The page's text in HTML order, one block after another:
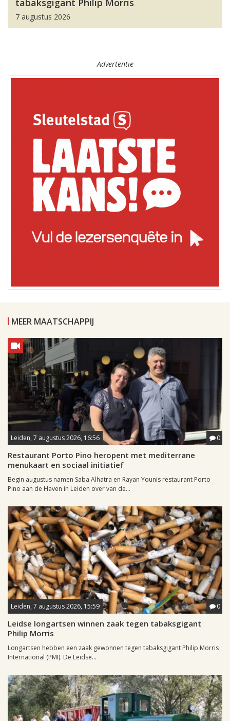
tabaksgigant Philip Morris
7 augustus 2026
Advertentie
MEER MAATSCHAPPIJ
Leiden, 7 augustus 2026, 16:56 0
Restaurant Porto Pino heropent met mediterrane
menukaart en sociaal initiatief
Begin augustus namen Saba Alhatra en Rayan Younis restaurant Porto
Pino aan de Haven in Leiden over van de...
Leiden, 7 augustus 2026, 15:59 0
Leidse longartsen winnen zaak tegen tabaksgigant
Philip Morris
Longartsen hebben een zaak gewonnen tegen tabaksgigant Philip Morris
International (PMI). De Leidse...